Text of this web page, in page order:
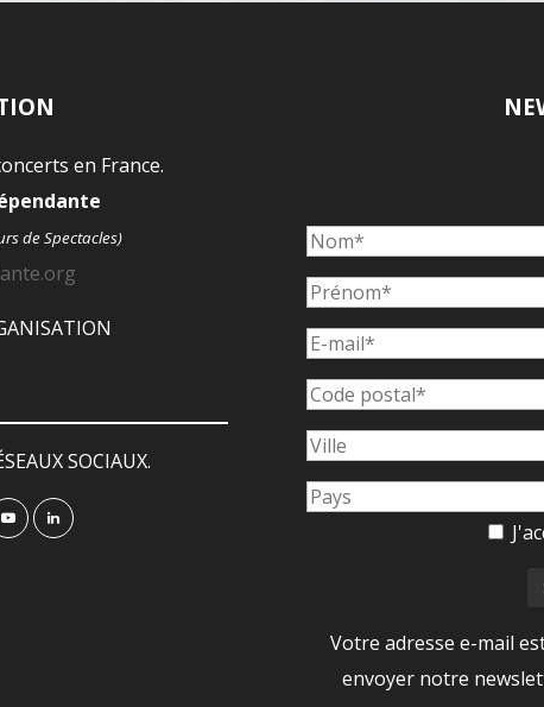
en France.
de Spectacles)
SOCIAUX.
Votre adresse e-mail
envoyer notre